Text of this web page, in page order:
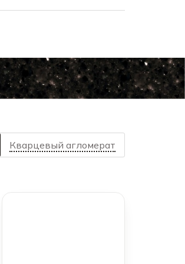
Кварцевый агломерат